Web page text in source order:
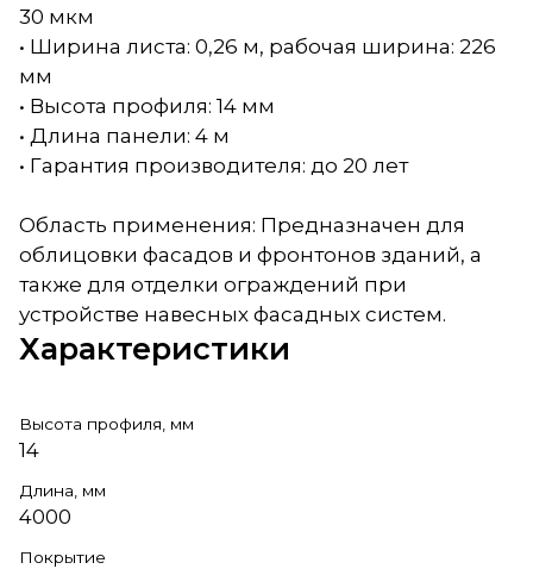
30 мкм
• Ширина листа: 0,26 м, рабочая ширина: 226
мм
• Высота профиля: 14 мм
• Длина панели: 4 м
• Гарантия производителя: до 20 лет
Область применения: Предназначен для
облицовки фасадов и фронтонов зданий, а
также для отделки ограждений при
устройстве навесных фасадных систем.
Характеристики
Высота профиля, мм
14
Длина, мм
4000
Покрытие